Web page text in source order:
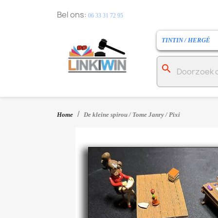
Bel ons: 06 33 31 72 95
TINTIN / HERGÉ
search
Home De kleine spirou / Tome Janry / Pixi